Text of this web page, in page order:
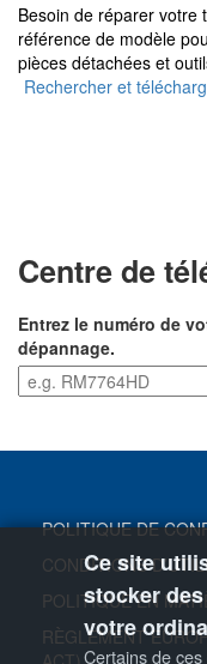
Ce site
stocker
votre
Certains de
Besoin de réparer votre
référence de modèle
pièces détachées et
Rechercher et
Centre de
Entrez le numéro de
dépannage.
POLITIQUE DE
CONDITIONS
POLITIQUE EN
RÈGLEMENT